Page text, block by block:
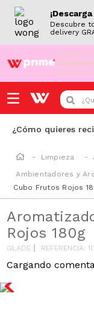
Descubre
delivery
¡Aún no
¿Que
¿Cómo quieres
Limpieza
Ambientadores y
Cubo Frutos Rojos
Rojos 180g
GLADE REFERENCIA: